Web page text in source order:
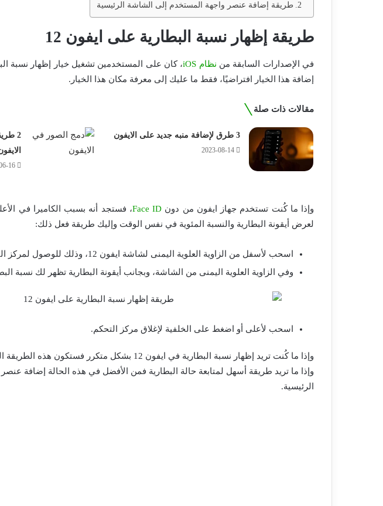
طريقة إضافة عنصر واجهة المستخدم إلى الشاشة الرئيسية
طريقة إظهار نسبة البطارية على ايفون 12
في الإصدارات السابقة من نظام iOS
إضافة هذا الخيار افتراضيًا، فقط ما عليك إلى معرفة مكان هذا الخيار.
مقالات ذات صلة
3 طرق لإضافة منبه جديد على الايفون
2023-08-14
2
16
وإذا ما كُنت تستخدم جهاز ايفون من دون Face ID، فستجد أنه بسبب الكاميرا في
لعرض أيقونة البطارية والنسبة المئوية في نفس الوقت وإليك طريقة فعل ذلك:
اسحب لأسفل من الزاوية العلوية اليمنى لشاشة ايفون 12، وذلك للوصول لمركز التحكم.
وفي الزاوية العلوية اليمنى من الشاشة، وبجانب أيقونة البطارية تظهر لك نسبة
اسحب لأعلى أو اضغط على الخلفية لإغلاق مركز التحكم.
وإذا ما كُنت تريد إظهار نسبة البطارية في ايفون 12 بشكل
وإذا ما تريد طريقة أسهل لمتابعة حالة البطارية فمن الأفضل في هذه الحالة إضافة
الرئيسية.